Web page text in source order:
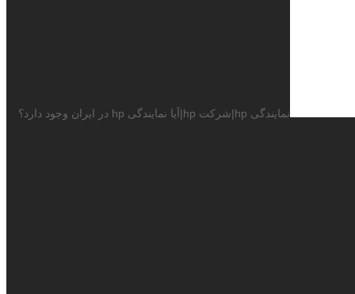
نمایندگی hp|شرکت hp|آیا نمایندگی hp در ایران وجود دارد؟